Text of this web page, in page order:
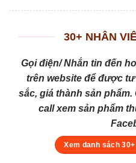
30+ NHÂN
Gọi điện/ Nhắn tin đến
trên website để được
sắc, giá thành sản
call xem sản phẩm
Xem danh sách